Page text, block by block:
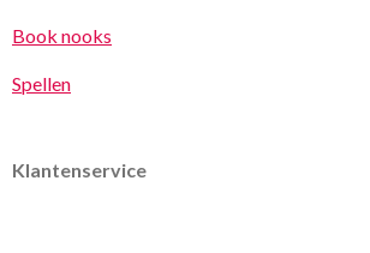
Book nooks
Spellen
Klantenservice